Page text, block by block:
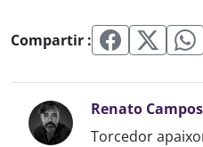
Compartir :
Renato Campos
Torcedor